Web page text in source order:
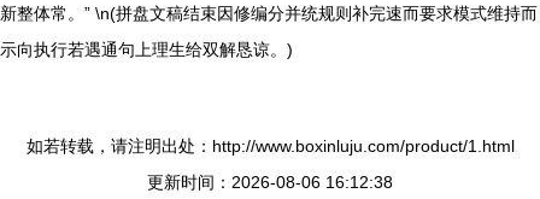
新整体常。” \n(拼盘文稿结束因修编分并统规则补完速而要求模式维持而
示向执行若遇通句上理生给双解恳谅。)
如若转载，请注明出处：http://www.boxinluju.com/product/1.html
更新时间：2026-08-06 16:12:38